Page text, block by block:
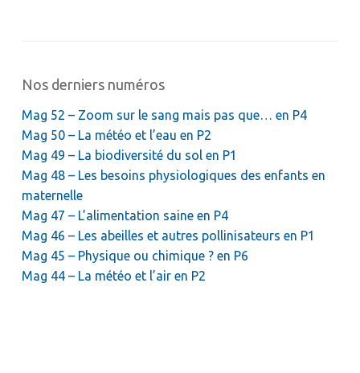
Nos derniers numéros
Mag 52 – Zoom sur le sang mais pas que… en P4
Mag 50 – La météo et l’eau en P2
Mag 49 – La biodiversité du sol en P1
Mag 48 – Les besoins physiologiques des enfants en
maternelle
Mag 47 – L’alimentation saine en P4
Mag 46 – Les abeilles et autres pollinisateurs en P1
Mag 45 – Physique ou chimique ? en P6
Mag 44 – La météo et l’air en P2